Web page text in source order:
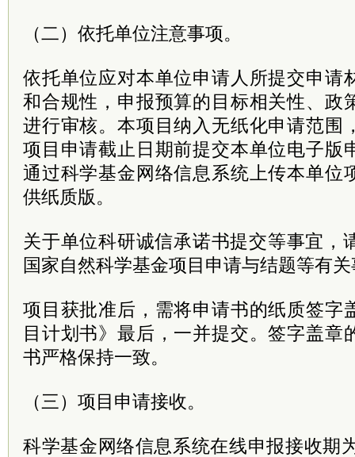
（二）依托单位注意事项。
依托单位应对本单位申请人所提交申请
和合规性，申报预算的目标相关性、政
进行审核。本项目纳入无纸化申请范围
项目申请截止日期前提交本单位电子版
通过科学基金网络信息系统上传本单位
供纸质版。
关于单位科研诚信承诺书提交等事宜，
国家自然科学基金项目申请与结题等有
项目获批准后，需将申请书的纸质签字
目计划书》最后，一并提交。签字盖章
书严格保持一致。
（三）项目申请接收。
科学基金网络信息系统在线申报接收期